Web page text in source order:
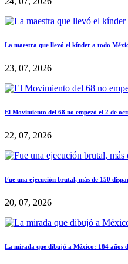
La maestra que llevó el kínder a todo
23, 07, 2026
El Movimiento del 68 no empezó el 2 de
22, 07, 2026
Fue una ejecución brutal, más de 150
20, 07, 2026
La mirada que dibujó a México: 184 años